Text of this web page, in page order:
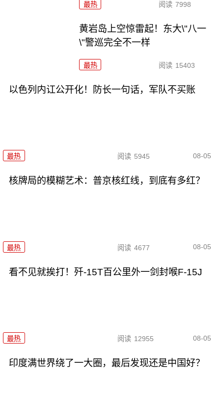
最热 阅读 7998
黄岩岛上空惊雷起！东大\"八一
\"警巡完全不一样
最热 阅读 15403
以色列内讧公开化！防长一句话，军队不买账
最热 阅读 5945 08-05
核牌局的模糊艺术：普京核红线，到底有多红？
最热 阅读 4677 08-05
看不见就挨打！歼-15T百公里外一剑封喉F-15J
最热 阅读 12955 08-05
印度满世界绕了一大圈，最后发现还是中国好？